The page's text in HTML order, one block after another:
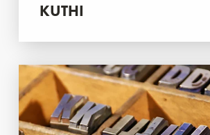
KUTHI